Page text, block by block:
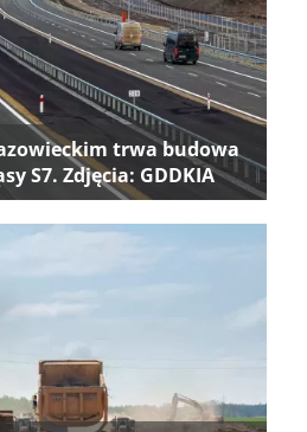
trwa budowa
S7. Zdjęcia: GDDKIA